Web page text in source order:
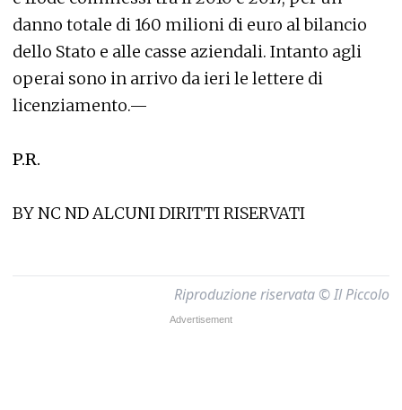
danno totale di 160 milioni di euro al bilancio
dello Stato e alle casse aziendali. Intanto agli
operai sono in arrivo da ieri le lettere di
licenziamento.—
P.R.
BY NC ND ALCUNI DIRITTI RISERVATI
Riproduzione riservata © Il Piccolo